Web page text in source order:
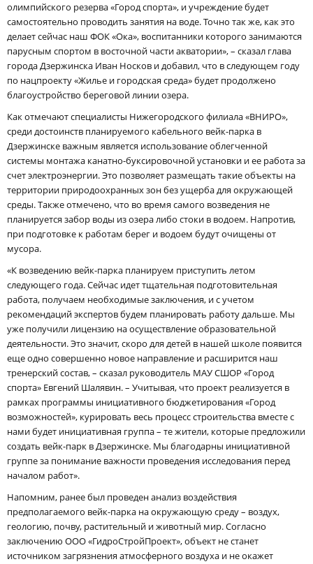
олимпийского резерва «Город спорта», и учреждение будет
самостоятельно проводить занятия на воде. Точно так же, как это
делает сейчас наш ФОК «Ока», воспитанники которого занимаются
парусным спортом в восточной части акватории», – сказал глава
города Дзержинска Иван Носков и добавил, что в следующем году
по нацпроекту «Жилье и городская среда» будет продолжено
благоустройство береговой линии озера.
Как отмечают специалисты Нижегородского филиала «ВНИРО»,
среди достоинств планируемого кабельного вейк-парка в
Дзержинске важным является использование облегченной
системы монтажа канатно-буксировочной установки и ее работа за
счет электроэнергии. Это позволяет размещать такие объекты на
территории природоохранных зон без ущерба для окружающей
среды. Также отмечено, что во время самого возведения не
планируется забор воды из озера либо стоки в водоем. Напротив,
при подготовке к работам берег и водоем будут очищены от
мусора.
«К возведению вейк-парка планируем приступить летом
следующего года. Сейчас идет тщательная подготовительная
работа, получаем необходимые заключения, и с учетом
рекомендаций экспертов будем планировать работу дальше. Мы
уже получили лицензию на осуществление образовательной
деятельности. Это значит, скоро для детей в нашей школе появится
еще одно совершенно новое направление и расширится наш
тренерский состав, – сказал руководитель МАУ СШОР «Город
спорта» Евгений Шалявин. – Учитывая, что проект реализуется в
рамках программы инициативного бюджетирования «Город
возможностей», курировать весь процесс строительства вместе с
нами будет инициативная группа – те жители, которые предложили
создать вейк-парк в Дзержинске. Мы благодарны инициативной
группе за понимание важности проведения исследования перед
началом работ».
Напомним, ранее был проведен анализ воздействия
предполагаемого вейк-парка на окружающую среду – воздух,
геологию, почву, растительный и животный мир. Согласно
заключению ООО «ГидроСтройПроект», объект не станет
источником загрязнения атмосферного воздуха и не окажет